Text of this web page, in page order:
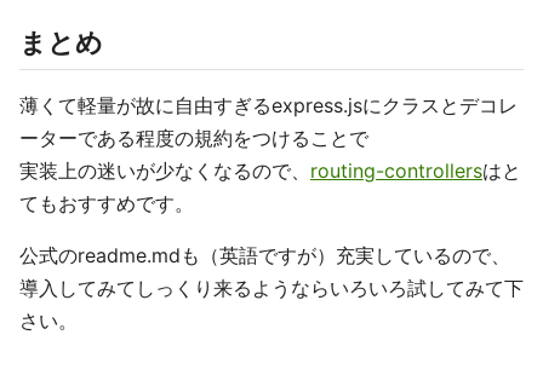
まとめ
薄くて軽量が故に自由すぎるexpress.jsにクラスとデコレ
ーターである程度の規約をつけることで
実装上の迷いが少なくなるので、 routing-controllersはと
てもおすすめです。
公式のreadme.mdも（英語ですが）充実しているので、
導入してみてしっくり来るようならいろいろ試してみて下
さい。